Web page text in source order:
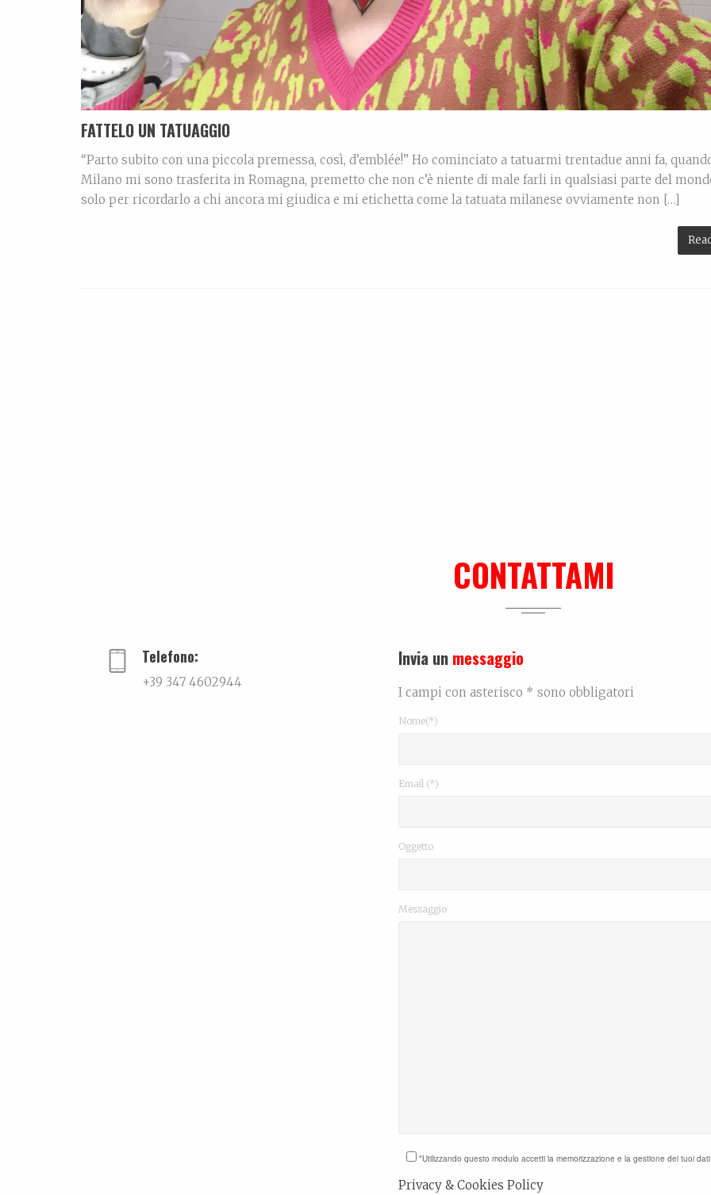
FATTELO UN TATUAGGIO
“Parto subito con una piccola premessa, così, d’emblée!” Ho cominciato a tatuarmi trentadue anni fa,
Milano mi sono trasferita in Romagna, premetto che non c’è niente di male farli in qualsiasi parte del
solo per ricordarlo a chi ancora mi giudica e mi etichetta come la tatuata milanese ovviamente non […]
CONTATTAMI
Telefono:
+39 347 4602944
Invia un messaggio
I campi con asterisco * sono obbligatori
Nome(*)
Email (*)
Oggetto
Messaggio
*Utilizzando questo modulo accetti la memorizzazione e la gestione dei tuoi
Privacy & Cookies Policy